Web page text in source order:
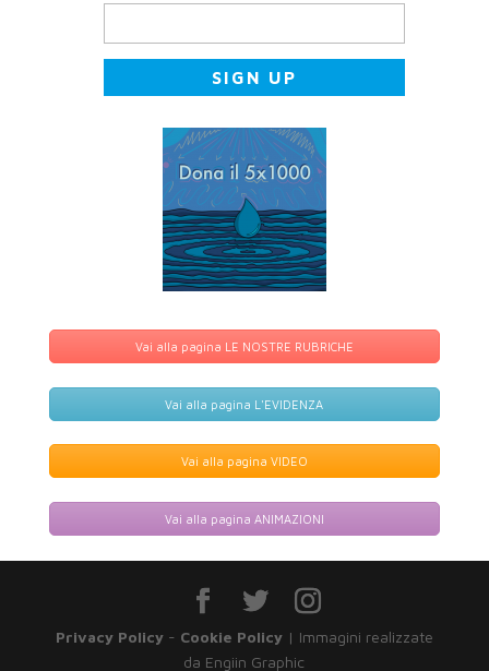
Vai alla pagina LE NOSTRE RUBRICHE
Vai alla pagina L'EVIDENZA
Vai alla pagina VIDEO
Vai alla pagina ANIMAZIONI
Privacy Policy- Cookie Policy| Immagini realizzate
da Engiin Graphic